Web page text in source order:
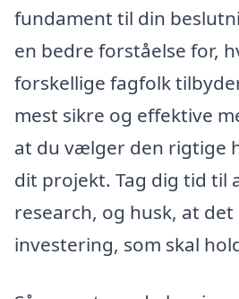
fundament til din
en bedre forståelse for,
forskellige fagfolk
mest sikre og effektive
at du vælger den rigtige
dit projekt. Tag dig tid til
research, og husk, at det
investering, som skal